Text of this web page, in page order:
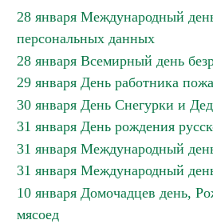
28 января Международный
персональных данных
28 января Всемирный день
29 января День работника
30 января День Снегурки и
31 января День рождения
31 января Международный
31 января Международный
10 января Домочадцев день,
мясоед